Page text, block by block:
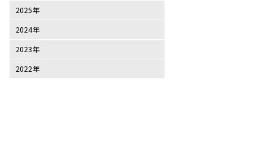
2025年
2024年
2023年
2022年